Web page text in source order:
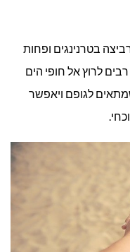
בטרנינגים ופחות
לרוץ אל חופי הים
לגופם ויאפשר